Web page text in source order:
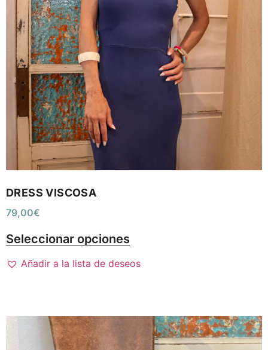
DRESS VISCOSA
79,00€
Seleccionar opciones
Añadir a la lista de deseos